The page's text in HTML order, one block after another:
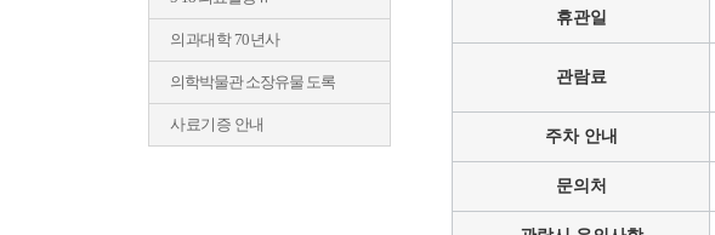
의과대학 70년사
의학박물관 소장유물 도록
사료기증 안내
휴관일
관람료
주차 안내
문의처